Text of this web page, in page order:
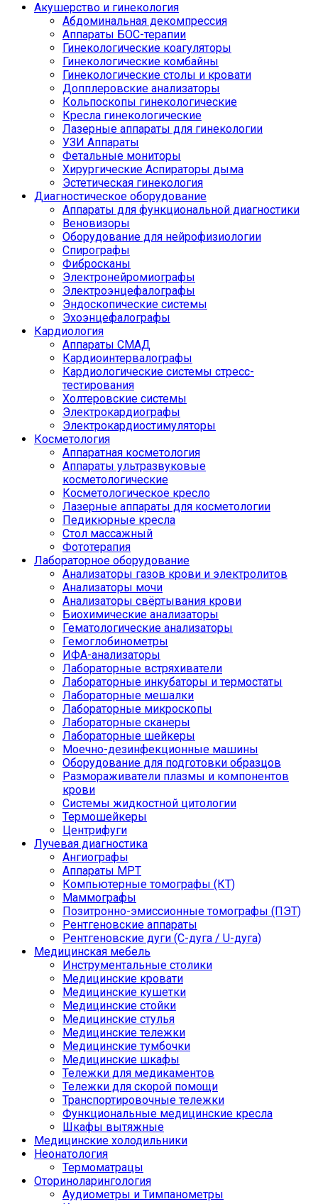
Акушерство и гинекология
Абдоминальная декомпрессия
Аппараты БОС-терапии
Гинекологические коагуляторы
Гинекологические комбайны
Гинекологические столы и кровати
Допплеровские анализаторы
Кольпоскопы гинекологические
Кресла гинекологические
Лазерные аппараты для гинекологии
УЗИ Аппараты
Фетальные мониторы
Хирургические Аспираторы дыма
Эстетическая гинекология
Диагностическое оборудование
Аппараты для функциональной диагностики
Веновизоры
Оборудование для нейрофизиологии
Спирографы
Фибросканы
Электронейромиографы
Электроэнцефалографы
Эндоскопические системы
Эхоэнцефалографы
Кардиология
Аппараты СМАД
Кардиоинтервалографы
Кардиологические системы стресс-
тестирования
Холтеровские системы
Электрокардиографы
Электрокардиостимуляторы
Косметология
Аппаратная косметология
Аппараты ультразвуковые
косметологические
Косметологическое кресло
Лазерные аппараты для косметологии
Педикюрные кресла
Стол массажный
Фототерапия
Лабораторное оборудование
Анализаторы газов крови и электролитов
Анализаторы мочи
Анализаторы свёртывания крови
Биохимические анализаторы
Гематологические анализаторы
Гемоглобинометры
ИФА-анализаторы
Лабораторные встряхиватели
Лабораторные инкубаторы и термостаты
Лабораторные мешалки
Лабораторные микроскопы
Лабораторные сканеры
Лабораторные шейкеры
Моечно-дезинфекционные машины
Оборудование для подготовки образцов
Размораживатели плазмы и компонентов
крови
Системы жидкостной цитологии
Термошейкеры
Центрифуги
Лучевая диагностика
Ангиографы
Аппараты МРТ
Компьютерные томографы (КТ)
Маммографы
Позитронно-эмиссионные томографы (ПЭТ)
Рентгеновские аппараты
Рентгеновские дуги (С-дуга / U-дуга)
Медицинская мебель
Инструментальные столики
Медицинские кровати
Медицинские кушетки
Медицинские стойки
Медицинские стулья
Медицинские тележки
Медицинские тумбочки
Медицинские шкафы
Тележки для медикаментов
Тележки для скорой помощи
Транспортировочные тележки
Функциональные медицинские кресла
Шкафы вытяжные
Медицинские холодильники
Неонатология
Термоматрацы
Оториноларингология
Аудиометры и Тимпанометры